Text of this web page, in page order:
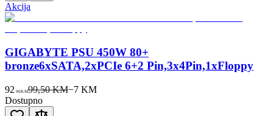
Akcija
GIGABYTE PSU 450W 80+
bronze6xSATA,2xPCIe 6+2 Pin,3x4Pin,1xFloppy
92 90KM99,50 KM−7KM
Dostupno